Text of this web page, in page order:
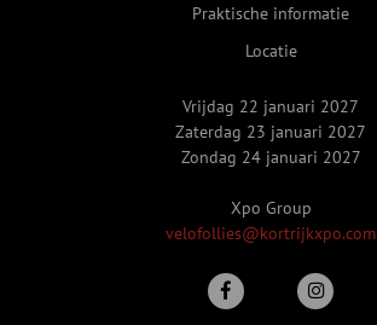
Praktische informatie
Locatie
Vrijdag 22 januari 2027
Zaterdag 23 januari 2027
Zondag 24 januari 2027
Xpo Group
velofollies@kortrijkxpo.com